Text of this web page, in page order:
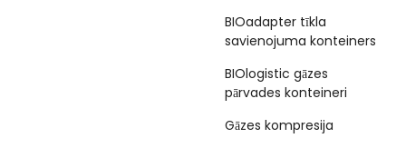
BIOadapter tīkla
savienojuma konteiners
BIOlogistic gāzes
pārvades konteineri
Gāzes kompresija